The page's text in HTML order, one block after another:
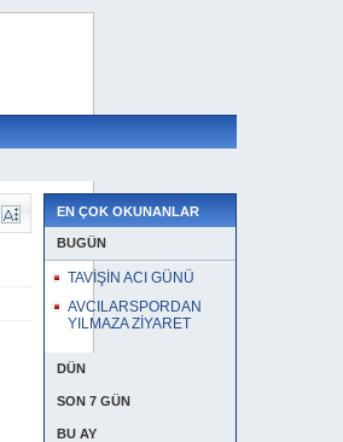
EN ÇOK OKUNANLAR
BUGÜN
TAVİŞİN ACI GÜNÜ
AVCILARSPORDAN
YILMAZA ZİYARET
DÜN
SON 7 GÜN
BU AY